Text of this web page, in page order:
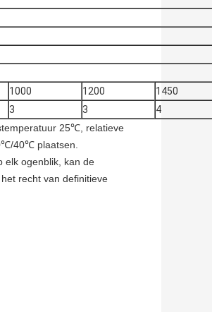
1000 1200
1450
3 3
4
25℃, relatieve
40℃ plaatsen.
elk ogenblik, kan de
recht van definitieve